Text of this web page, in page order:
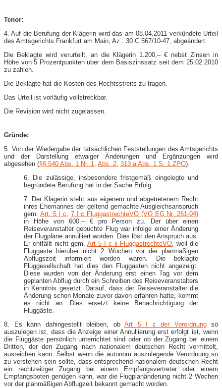
Tenor:
4. Auf die Berufung der Klägerin wird das am 08.04.2011 verkündete Urteil
des Amtsgerichts Frankfurt am Main, Az.: 30 C 567/10-47, abgeändert:
Die Beklagte wird verurteilt, an die Klägerin 1.200,– € nebst Zinsen in
Höhe von 5 Prozentpunkten über dem Basiszinssatz seit dem 25.02.2010
zu zahlen.
Die Beklagte hat die Kosten des Rechtsstreits zu tragen.
Das Urteil ist vorläufig vollstreckbar.
Die Revision wird nicht zugelassen.
Gründe:
5. Von der Wiedergabe der tatsächlichen Feststellungen des Amtsgerichts
und der Darstellung etwaiger Änderungen und Ergänzungen wird
abgesehen (§§ 540 Abs. 1 Nr. 1 Abs. 2 313 a Abs. 1 S. 1 ZPO).
6. Die zulässige, insbesondere fristgemäß eingelegte und
begründete Berufung hat in der Sache Erfolg.
7. Der Klägerin steht aus eigenem und abgetretenem Recht
ihres Ehemannes der geltend gemachte Ausgleichsanspruch
gem. Art. 5 I c
7 I c FluggastrechteVO (VO EG Nr. 261-04)
in Höhe von 600.– € pro Person zu. Der über einen
Reiseveranstalter gebuchte Flug war infolge einer Änderung
der Flugpläne annulliert worden. Dies löst den Anspruch aus.
Er entfällt nicht gem. Art 5 I c ii FluggastrechteVO , weil die
Fluggäste hierüber nicht 2 Wochen vor der planmäßigen
Abflugszeit informiert worden waren. Die beklagte
Fluggesellschaft hat dies den Fluggästen nicht angezeigt.
Diese wurden von der Änderung erst einen Tag vor dem
geplanten Abflug durch ein Schreiben des Reiseveranstalters
in Kenntnis gesetzt. Darauf, dass der Reiseveranstalter die
Änderung schon Monate zuvor davon erfahren hatte, kommt
es nicht an. Dies ersetzt keine Benachrichtigung der
Fluggäste.
8. Es kann dahingestellt bleiben, ob Art 5 I c der Verordnungso
auszulegen ist, dass die Anzeige einer Annullierung erst erfolgt ist, wenn
die Fluggäste persönlich unterrichtet sind oder ob der Zugang bei einem
Dritten, der den Zugang nach nationalem deutschen Recht vermittelt,
ausreichen kann. Selbst wenn die autonom auszulegende Verordnung so
zu verstehen sein sollte, dass entsprechend nationalem deutschen Recht
ein rechtzeitiger Zugang bei einem Empfangsvertreter oder einem
Empfangsboten genügen kann, war die Flugplanänderung nicht 2 Wochen
vor der planmäßigen Abflugzeit bekannt gemacht worden.